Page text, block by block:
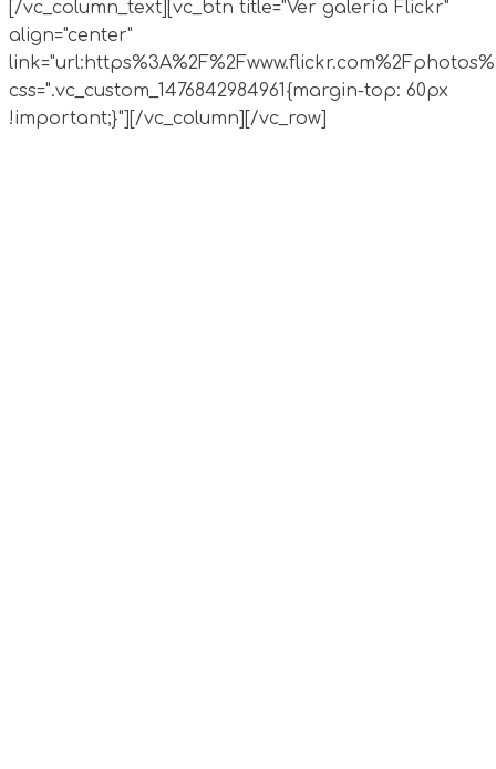
[/vc_column_text][vc_btn title="Ver galería Flickr"
align="center"
css=".vc_custom_1476842984961{margin-top: 60px
!important;}"][/vc_column][/vc_row]